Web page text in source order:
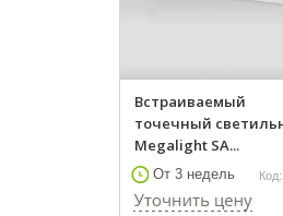
Встраиваемый
точечный
Megalight SA...
От 3 недель